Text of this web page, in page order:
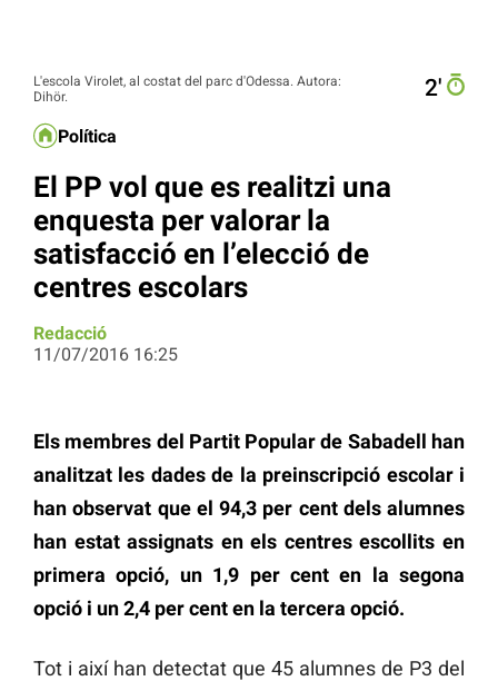
L'escola Virolet, al costat del parc d'Odessa. Autora:
Dihör.
2′
Política
El PP vol que es realitzi una
enquesta per valorar la
satisfacció en l’elecció de
centres escolars
Redacció
11/07/2016 16:25
Els membres del Partit Popular de Sabadell han
analitzat les dades de la preinscripció escolar i
han observat que el 94,3 per cent dels alumnes
han estat assignats en els centres escollits en
primera opció, un 1,9 per cent en la segona
opció i un 2,4 per cent en la tercera opció.
Tot i així han detectat que 45 alumnes de P3 del